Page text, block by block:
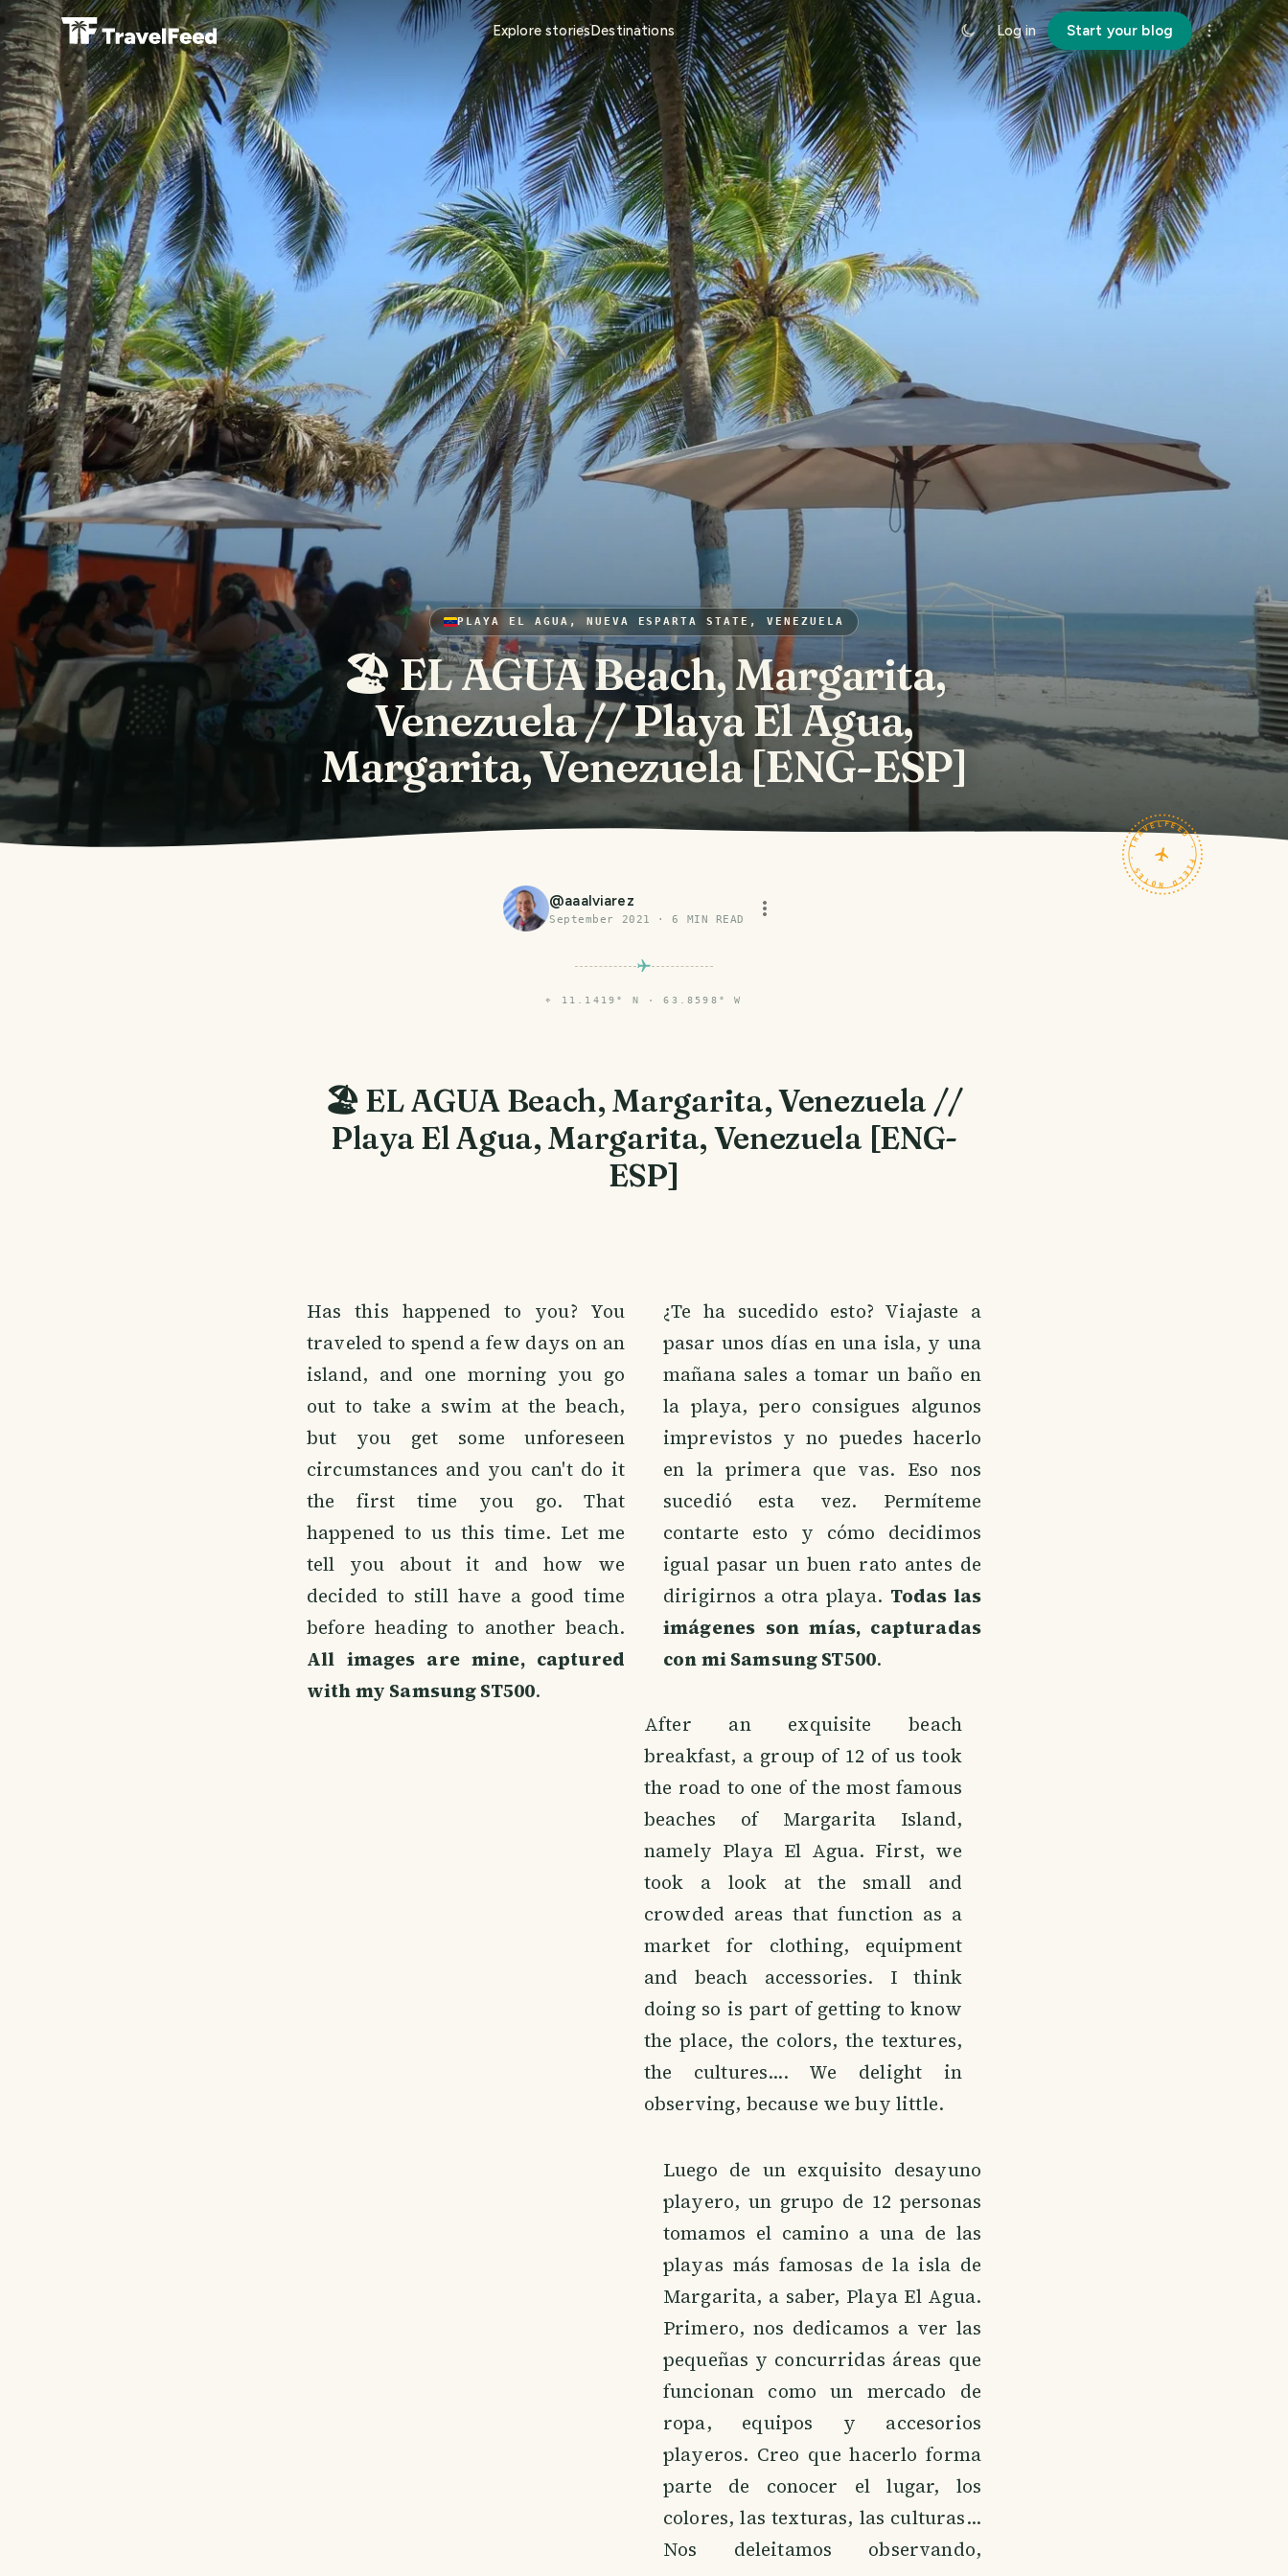
Explore storiesDestinations Log in Start your blog
PLAYA EL AGUA, NUEVA ESPARTA STATE, VENEZUELA
🏖 EL AGUA Beach, Margarita,
Venezuela // Playa El Agua,
Margarita, Venezuela [ENG-ESP]
TRAVELFEED · FIELD NOTES ·
@aaalviarez
September 2021 ·6 MIN READ
⌖ 11.1419° N · 63.8598° W
🏖 EL AGUA Beach, Margarita, Venezuela //
Playa El Agua, Margarita, Venezuela [ENG-
ESP]
Has this happened to you? You
traveled to spend a few days on an
island, and one morning you go
out to take a swim at the beach,
but you get some unforeseen
circumstances and you can't do it
the first time you go. That
happened to us this time. Let me
tell you about it and how we
decided to still have a good time
before heading to another beach.
All images are mine, captured
with my Samsung ST500.
¿Te ha sucedido esto? Viajaste a
pasar unos días en una isla, y una
mañana sales a tomar un baño en
la playa, pero consigues algunos
imprevistos y no puedes hacerlo
en la primera que vas. Eso nos
sucedió esta vez. Permíteme
contarte esto y cómo decidimos
igual pasar un buen rato antes de
dirigirnos a otra playa. Todas las
imágenes son mías, capturadas
con mi Samsung ST500.
After an exquisite beach
breakfast, a group of 12 of us took
the road to one of the most famous
beaches of Margarita Island,
namely Playa El Agua. First, we
took a look at the small and
crowded areas that function as a
market for clothing, equipment
and beach accessories. I think
doing so is part of getting to know
the place, the colors, the textures,
the cultures.... We delight in
observing, because we buy little.
Luego de un exquisito desayuno
playero, un grupo de 12 personas
tomamos el camino a una de las
playas más famosas de la isla de
Margarita, a saber, Playa El Agua.
Primero, nos dedicamos a ver las
pequeñas y concurridas áreas que
funcionan como un mercado de
ropa, equipos y accesorios
playeros. Creo que hacerlo forma
parte de conocer el lugar, los
colores, las texturas, las culturas...
Nos deleitamos observando,